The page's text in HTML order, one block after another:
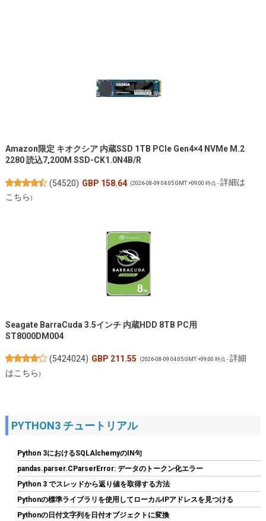
Amazon限定 キオクシア 内蔵SSD 1TB PCIe Gen4×4 NVMe M.2
2280 読込7,200M SSD-CK1.0N4B/R
(54520) GBP 158.64 (2026-08-09 04:05 GMT +09:00 時点 -詳細は
こちら)
Seagate BarraCuda 3.5インチ 内蔵HDD 8TB PC用
ST8000DM004
(5424024) GBP 211.55 (2026-08-09 04:05 GMT +09:00 時点 -詳細
はこちら)
Tuloka 4個ヒートシンク 導熱接着シート4pcs付き 熱暴走対策 冷
却ラジエーターフィンCPU ICチップ 回路基板 LEDアンプに適用
PYTHON3 チュートリアル
Python 3におけるSQLAlchemyのIN句
pandas.parser.CParserError: データのトークン化エラー
Python 3 でスレッドから返り値を取得する方法
Pythonの標準ライブラリを使用してローカルIPアドレスを見つける
Pythonの日付文字列を日付オブジェクトに変換